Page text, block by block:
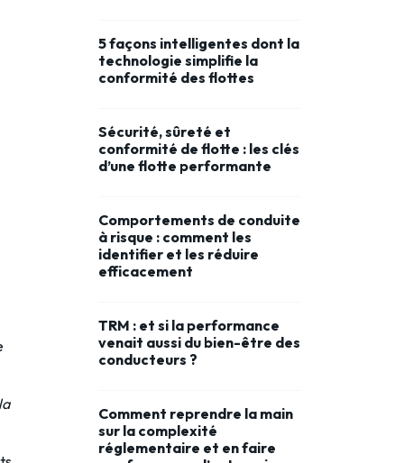
5 façons intelligentes dont la
technologie simplifie la
conformité des flottes
Sécurité, sûreté et
conformité de flotte : les clés
d’une flotte performante
Comportements de conduite
à risque : comment les
identifier et les réduire
efficacement
TRM : et si la performance
venait aussi du bien-être des
conducteurs ?
Comment reprendre la main
sur la complexité
réglementaire et en faire